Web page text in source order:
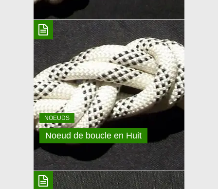
NOEUD DE HUIT
D’ENCORDEMENT
Pour celui ci, comme son nom l’indique, il s’agit d’un
tressage. Nœud à aussi savoir absolument, il est
simple à faire, et c’est le premier enseigné en école
d’escalade ou canyoning. Autres noms d’usage: Huit
de plein poing, Huit gansé, Huit double, boucle en
Huit. Le huit d’encordement est un double-huit, que
l’on exécute différemment:
NOEUDS
Noeud de boucle en Huit